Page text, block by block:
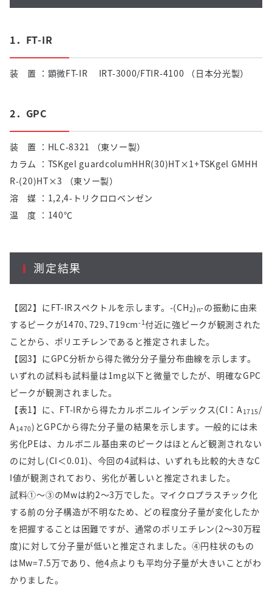
1．FT-IR
装 置 ：顕微FT-IR IRT-3000/FTIR-4100 （日本分光製）
2．GPC
装 置 ：HLC-8321 （東ソー製）
カラム ：TSKgel guardcolumHHR(30)HT×1+TSKgel GMHH
R-(20)HT×3 （東ソー製）
溶 媒 ：1,2,4-トリクロロベンゼン
温 度 ：140℃
測定結果
【図2】にFT-IRスペクトルを示します。-(CH2) n-の振動に由来
するピークが1470､729､719cm-1付近に強ピークが観測された
ことから、ポリエチレンであると推定されました。
【図3】にGPC分析から得た微分分子量分布曲線を示します。
いずれの試料も試料量は1mg以下と微量でしたが、明確なGPC
ピークが観測されました。
【表1】に、FT-IRから得たカルボニルインデックス(CI：A 1715/
A 1470)とGPCから得た分子量の結果を示します。一般的には未
劣化PEは、カルボニル基由来のピークはほとんど観測されない
のに対し(CI＜0.01)、今回の4試料は、いずれも比較的大きなC
I値が観測されており、劣化が著しいと推定されました。
試料①～③のMwは約2～3万でした。マイクロプラスチック化
する前の分子構造が不明なため、どの程度分子量が変化したか
を把握することは困難ですが、通常のポリエチレン(2～30万程
度)に対して分子量が低いと推定されました。④円柱状のもの
はMw=7.5万であり、他4点よりも平均分子量が大きいことがわ
かりました。